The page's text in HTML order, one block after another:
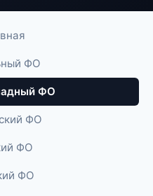
ФО
ФО
ФО
ФО
ФО